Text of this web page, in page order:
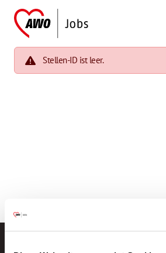
Stellen-ID ist leer.